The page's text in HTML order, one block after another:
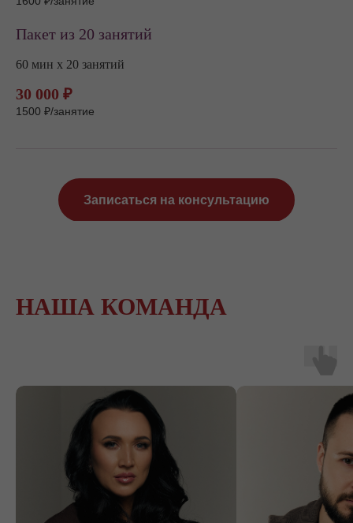
Пакет из 20 занятий
60 мин х 20 занятий
30 000 ₽
1500 ₽/занятие
Записаться на консультацию
НАША КОМАНДА